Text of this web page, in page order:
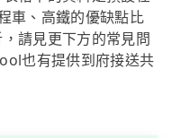
車、高鐵的優缺點比
請見更下方的常見問
也有提供到府接送共